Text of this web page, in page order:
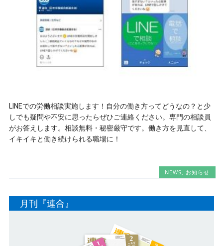
LINEでの労働相談実施します！自分の働き方ってどうなの？と少
しでも疑問や不安に思ったらぜひご連絡ください。専門の相談員
がお答えします。相談無料・秘密厳守です。働き方を見直して、
イキイキと働き続けられる職場に！
NEWS お知らせ
月刊『連合』